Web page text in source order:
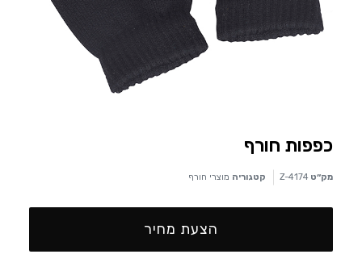
כפפות חורף
מק״ט Z-4174 קטגוריה מוצרי חורף
הצעת מחיר